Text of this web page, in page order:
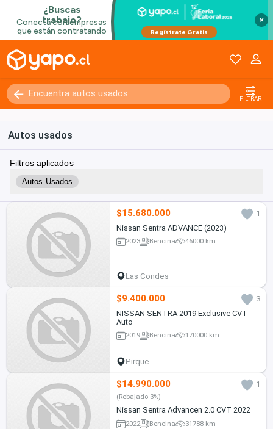
×
FILTRAR
Autos usados
Filtros aplicados
Autos Usados
$15.680.000
1
Nissan Sentra ADVANCE (2023)
2023 Bencina 46000 km
Las Condes
$9.400.000
3
NISSAN SENTRA 2019 Exclusive CVT
Auto
2019 Bencina 170000 km
Pirque
$14.990.000 1
(Rebajado 3%)
Nissan Sentra Advancen 2.0 CVT 2022
2022 Bencina 31788 km